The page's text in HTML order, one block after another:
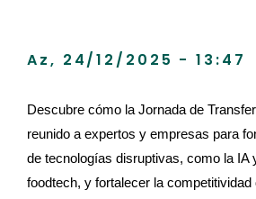
Az, 24/12/2025 - 13:47
Descubre cómo la Jornada de
reunido a expertos y empresas para
de tecnologías disruptivas, como la IA
foodtech, y fortalecer la competitividad